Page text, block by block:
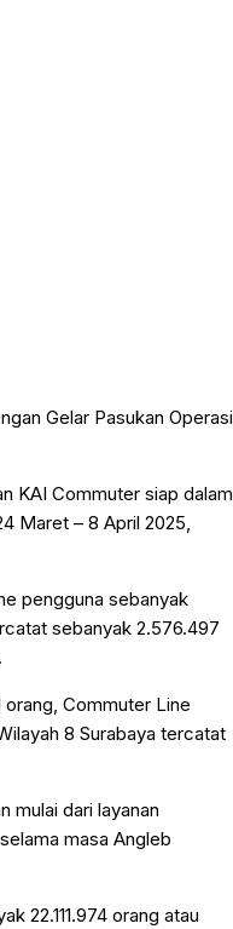
Gelar Pasukan Operasi
KAI Commuter siap dalam
Maret – 8 April 2025,
pengguna sebanyak
sebanyak 2.576.497
Commuter Line
8 Surabaya tercatat
mulai dari layanan
masa Angleb
22.111.974 orang atau